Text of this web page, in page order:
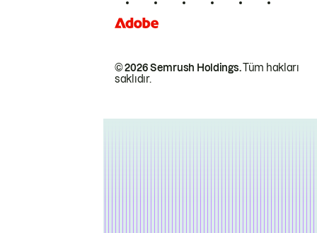
© 2026 Semrush Holdings.Tüm hakları
saklıdır.